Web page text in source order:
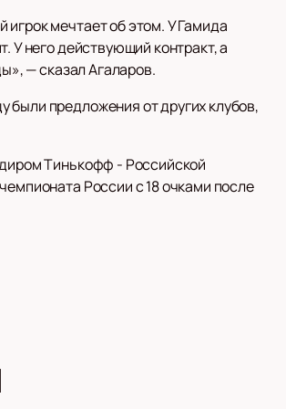
мечтает об этом. У Гамида
У него действующий контракт, а
— сказал Агаларов.
были предложения от других клубов,
Тинькофф - Российской
России с 18 очками после